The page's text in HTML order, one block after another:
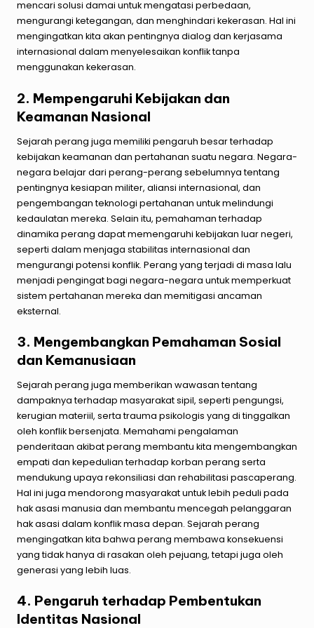
mencari solusi damai untuk mengatasi perbedaan,
mengurangi ketegangan, dan menghindari kekerasan. Hal ini
mengingatkan kita akan pentingnya dialog dan kerjasama
internasional dalam menyelesaikan konflik tanpa
menggunakan kekerasan.
2. Mempengaruhi Kebijakan dan
Keamanan Nasional
Sejarah perang juga memiliki pengaruh besar terhadap
kebijakan keamanan dan pertahanan suatu negara. Negara-
negara belajar dari perang-perang sebelumnya tentang
pentingnya kesiapan militer, aliansi internasional, dan
pengembangan teknologi pertahanan untuk melindungi
kedaulatan mereka. Selain itu, pemahaman terhadap
dinamika perang dapat memengaruhi kebijakan luar negeri,
seperti dalam menjaga stabilitas internasional dan
mengurangi potensi konflik. Perang yang terjadi di masa lalu
menjadi pengingat bagi negara-negara untuk memperkuat
sistem pertahanan mereka dan memitigasi ancaman
eksternal.
3. Mengembangkan Pemahaman Sosial
dan Kemanusiaan
Sejarah perang juga memberikan wawasan tentang
dampaknya terhadap masyarakat sipil, seperti pengungsi,
kerugian materiil, serta trauma psikologis yang di tinggalkan
oleh konflik bersenjata. Memahami pengalaman
penderitaan akibat perang membantu kita mengembangkan
empati dan kepedulian terhadap korban perang serta
mendukung upaya rekonsiliasi dan rehabilitasi pascaperang.
Hal ini juga mendorong masyarakat untuk lebih peduli pada
hak asasi manusia dan membantu mencegah pelanggaran
hak asasi dalam konflik masa depan. Sejarah perang
mengingatkan kita bahwa perang membawa konsekuensi
yang tidak hanya di rasakan oleh pejuang, tetapi juga oleh
generasi yang lebih luas.
4. Pengaruh terhadap Pembentukan
Identitas Nasional